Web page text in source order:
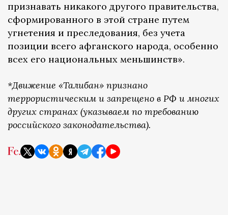
признавать никакого другого правительства,
сформированного в этой стране путем
угнетения и преследования, без учета
позиции всего афганского народа, особенно
всех его национальных меньшинств».
*Движение «Талибан» признано
террористическим и запрещено в РФ и многих
других странах (указываем по требованию
российского законодательства).